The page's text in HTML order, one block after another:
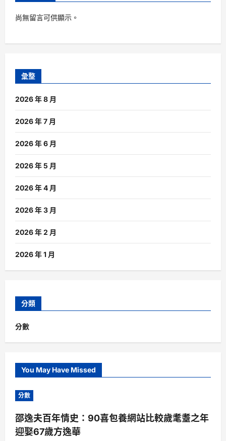
尚無留言可供顯示。
彙整
2026 年 8 月
2026 年 7 月
2026 年 6 月
2026 年 5 月
2026 年 4 月
2026 年 3 月
2026 年 2 月
2026 年 1 月
分類
分數
You May Have Missed
分數
邵逸夫百年情史：90喜包養網站比較歲耄耋之年
迎娶67歲方逸華